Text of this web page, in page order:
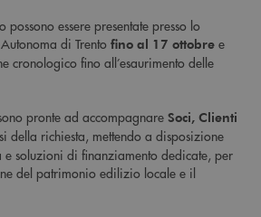
possono essere presentate presso lo
di Trento fino al 17 ottobre e
cronologico fino all’esaurimento delle
pronte ad accompagnare Soci, Clienti
della richiesta, mettendo a disposizione
e soluzioni di finanziamento dedicate, per
del patrimonio edilizio locale e il